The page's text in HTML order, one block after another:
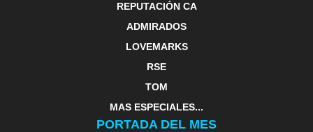
REPUTACIÓN CA
ADMIRADOS
LOVEMARKS
RSE
TOM
MAS ESPECIALES...
PORTADA DEL MES